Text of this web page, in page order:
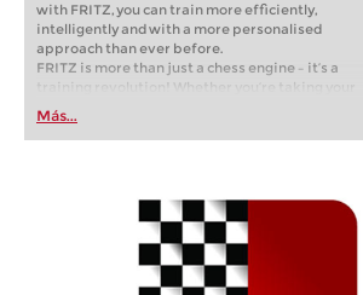
with FRITZ, you can train more efficiently,
intelligently and with a more personalised
approach than ever before.
FRITZ is more than just a chess engine – it’s a
training revolution! Whether you’re taking your
first steps into the world of club chess, or already
playing at a tournament level: with FRITZ, you can
train more efficiently, intelligently and with a
Más...